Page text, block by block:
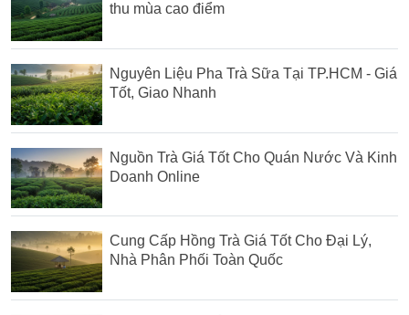
thu mùa cao điểm
Nguyên Liệu Pha Trà Sữa Tại TP.HCM - Giá
Tốt, Giao Nhanh
Nguồn Trà Giá Tốt Cho Quán Nước Và Kinh
Doanh Online
Cung Cấp Hồng Trà Giá Tốt Cho Đại Lý,
Nhà Phân Phối Toàn Quốc